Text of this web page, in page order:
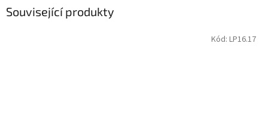
Související produkty
Kód: LP16.17